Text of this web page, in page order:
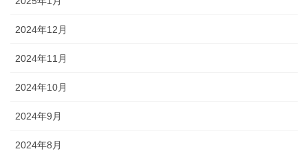
2024年12月
2024年11月
2024年10月
2024年9月
2024年8月